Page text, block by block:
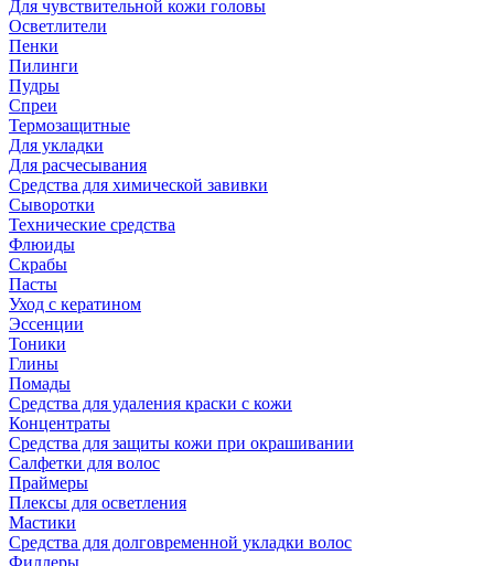
Для чувствительной кожи головы
Осветлители
Пенки
Пилинги
Пудры
Спреи
Термозащитные
Для укладки
Для расчесывания
Средства для химической завивки
Сыворотки
Технические средства
Флюиды
Скрабы
Пасты
Уход с кератином
Эссенции
Тоники
Глины
Помады
Средства для удаления краски с кожи
Концентраты
Средства для защиты кожи при окрашивании
Салфетки для волос
Праймеры
Плексы для осветления
Мастики
Средства для долговременной укладки волос
Филлеры